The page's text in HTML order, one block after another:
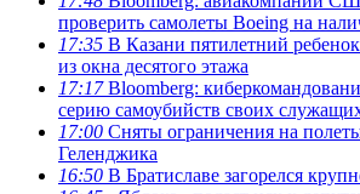
проверить самолеты Boeing на
17:35 В Казани пятилетний
из окна десятого этажа
17:17Bloomberg:
серию самоубийств своих
17:00 Сняты ограничения на
Геленджика
16:50 В Братиславе загорелся